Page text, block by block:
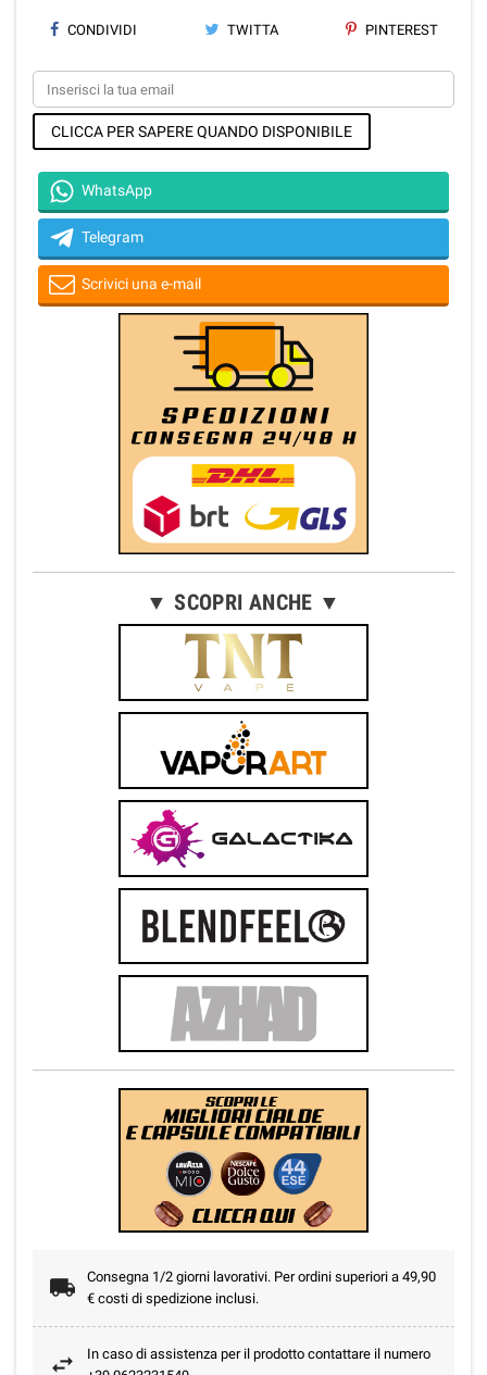
CONDIVIDI TWITTA PINTEREST
CLICCA PER SAPERE QUANDO DISPONIBILE
WhatsApp
Telegram
Scrivici una e-mail
▼ SCOPRI ANCHE ▼
Consegna 1/2 giorni lavorativi. Per ordini superiori a 49,90
€ costi di spedizione inclusi.
In caso di assistenza per il prodotto contattare il numero